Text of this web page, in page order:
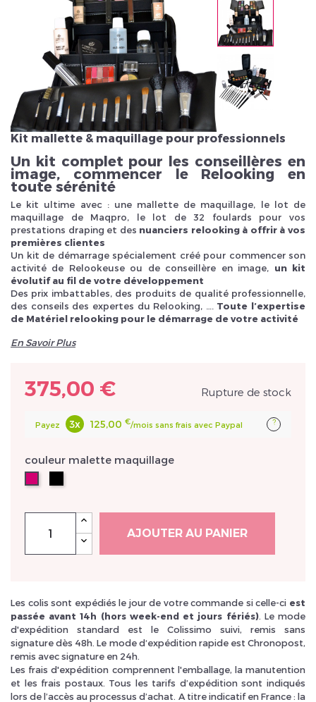
Veuillez réinitialiser votre mot de passe
Kit mallette & maquillage pour professionnels
Un kit complet pour les conseillères en
image, commencer le Relooking en
toute sérénité
Le kit ultime avec : une mallette de maquillage, le lot de
maquillage de Maqpro, le lot de 32 foulards pour vos
prestations draping et des nuanciers relooking à offrir à vos
premières clientes
Un kit de démarrage spécialement créé pour commencer son
activité de Relookeuse ou de conseillère en image, un kit
évolutif au fil de votre développement
Des prix imbattables, des produits de qualité professionnelle,
des conseils des expertes du Relooking, …. Toute l’expertise
de Matériel relooking pour le démarrage de votre activité
En Savoir Plus
375,00 € Rupture de stock
Payez 3x 125,00 €/mois sans frais avec Paypal ?
couleur malette maquillage
AJOUTER AU PANIER
Les colis sont expédiés le jour de votre commande si celle-ci est
passée avant 14h (hors week-end et jours fériés). Le mode
d'expédition standard est le Colissimo suivi, remis sans
signature dès 48h. Le mode d‘expédition rapide est Chronopost,
remis avec signature en 24h.
Les frais d'expédition comprennent l'emballage, la manutention
et les frais postaux. Tous les tarifs d’expédition sont indiqués
lors de l’accès au processus d’achat. A titre indicatif en France : la